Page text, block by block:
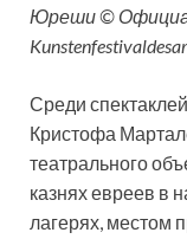
Юреши ©
Среди
Кристофа
театрального
казнях евреев в
лагерях, местом